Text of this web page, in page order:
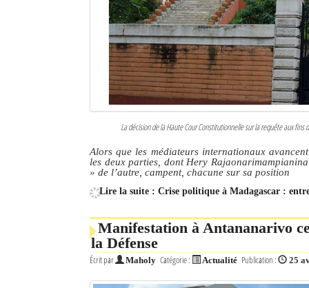
La décision de la Haute Cour Constitutionnelle sur la requête aux
Alors que les médiateurs internationaux
les deux parties, dont Hery
» de l’autre, campent, chacune sur sa position
Lire la suite : Crise politique à Madagascar :
Manifestation à Antananarivo
la Défense
Écrit par Maholy Catégorie : Actualité Publication : 25